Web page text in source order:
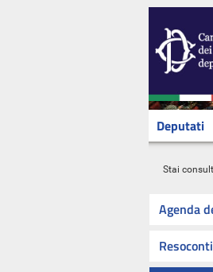
Deputati
Stai
Agenda
Resoconti